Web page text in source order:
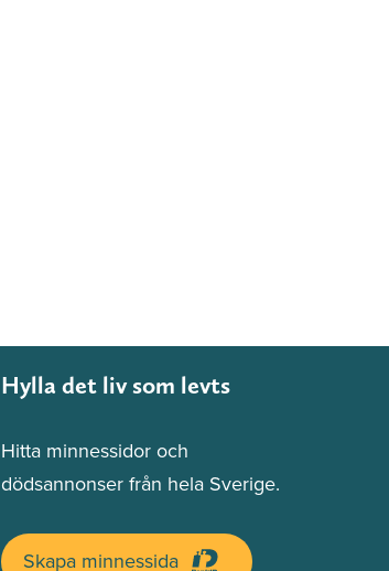
Hylla det liv som levts
Hitta minnessidor och
dödsannonser från hela Sverige.
Skapa minnessida